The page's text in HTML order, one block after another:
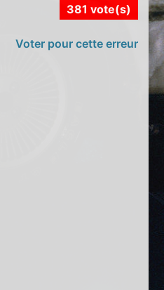
381 vote(s)
Voter pour cette erreur